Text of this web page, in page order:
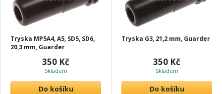
Tryska MP5A4, A5, SD5, SD6,
20,3 mm, Guarder
350 Kč
Skladem
Do košíku
Tryska G3, 21,2 mm, Guarder
350 Kč
Skladem
Do košíku